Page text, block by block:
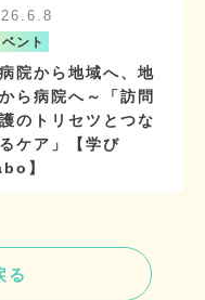
ント
院から地域へ、地
ら病院へ～「訪問
のトリセツとつな
ケア」【学び
】
る